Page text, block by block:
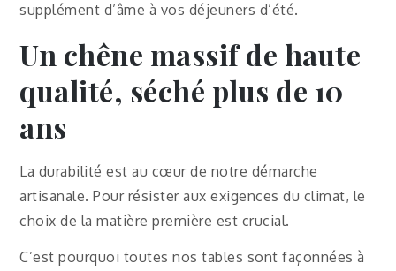
supplément d’âme à vos déjeuners d’été.
Un chêne massif de haute
qualité, séché plus de 10
ans
La durabilité est au cœur de notre démarche
artisanale. Pour résister aux exigences du climat, le
choix de la matière première est crucial.
C’est pourquoi toutes nos tables sont façonnées à